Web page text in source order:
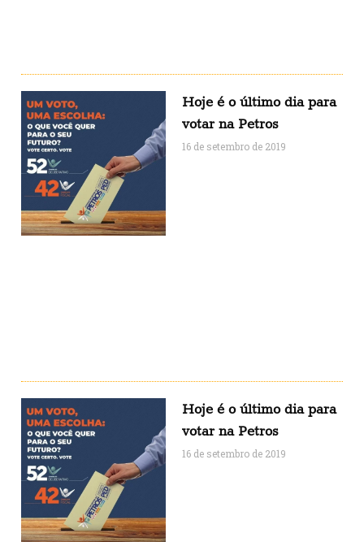
Hoje é o último dia para
votar na Petros
16 de setembro de 2019
Hoje é o último dia para
votar na Petros
16 de setembro de 2019